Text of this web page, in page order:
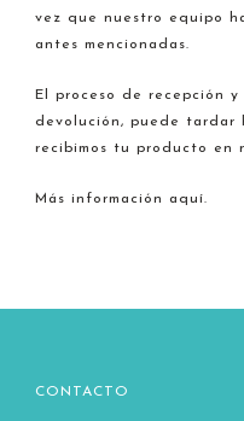
vez que nuestro equipo
antes mencionadas.
El proceso de recepción
devolución, puede tardar
recibimos tu producto en
Más información aquí.
CONTACTO